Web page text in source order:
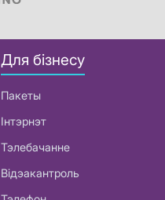
Для бізнесу
Пакеты
Інтэрнэт
Тэлебачанне
Відэакантроль